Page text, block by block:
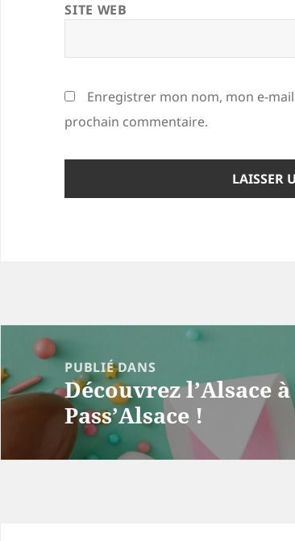
SITE WEB
Enregistrer mon nom, mon e-
prochain commentaire.
Navigation
de
l’article
PUBLIÉ DANS
Découvrez l’Alsace
Pass’Alsace !